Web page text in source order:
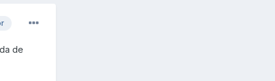
de